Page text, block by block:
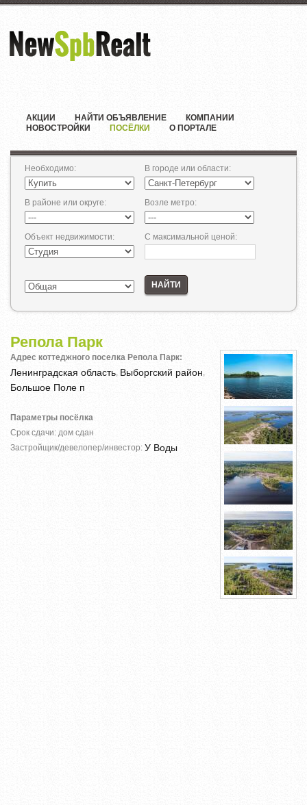
АКЦИИ НАЙТИ ОБЪЯВЛЕНИЕ
КОМПАНИИ
НОВОСТРОЙКИ
ПОСЁЛКИ О ПОРТАЛЕ
Необходимо: В городе или области:
В районе или округе: Возле метро:
Объект недвижимости: С максимальной ценой:
НАЙТИ
Репола Парк
Адрес коттеджного поселка Репола Парк:
Ленинградская область Выборгский район
Большое Поле п
Параметры посёлка
Срок сдачи: дом сдан
Застройщик/девелопер/инвестор: У Воды